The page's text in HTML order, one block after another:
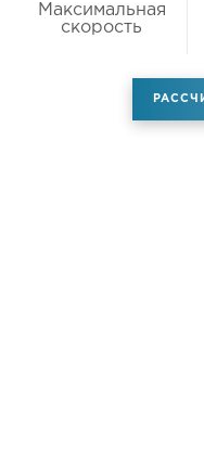
Максимальная
скорость